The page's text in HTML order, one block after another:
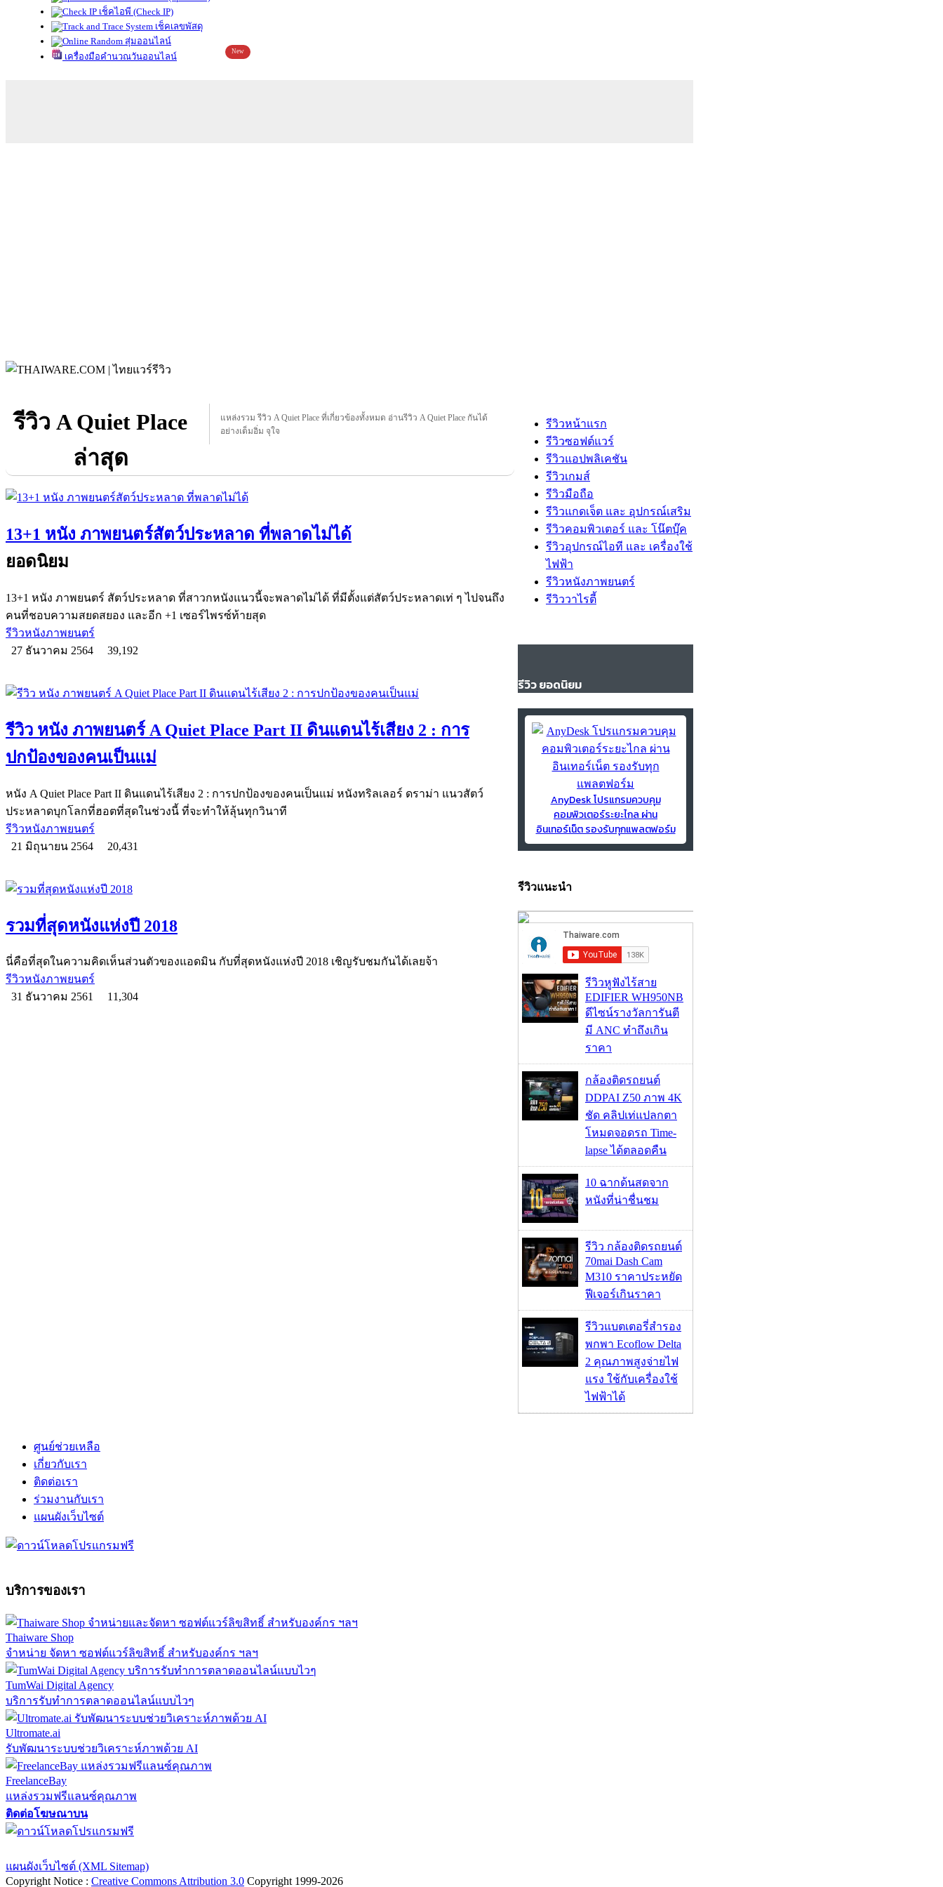
เช็คไอพี (Check IP)
เช็คเลขพัสดุ
สุ่มออนไลน์
เครื่องมือคำนวณวันออนไลน์
New
รีวิว A Quiet Place
ล่าสุด
แหล่งรวม รีวิว A Quiet Place ที่เกี่ยวข้องทั้งหมด อ่านรีวิว A Quiet Place กันได้
อย่างเต็มอิ่ม จุใจ
13+1 หนัง ภาพยนตร์สัตว์ประหลาด ที่พลาดไม่ได้
ยอดนิยม
13+1 หนัง ภาพยนตร์ สัตว์ประหลาด ที่สาวกหนังแนวนี้จะพลาดไม่ได้ ที่มีตั้งแต่สัตว์ประหลาดเท่ ๆ ไปจนถึง
คนที่ชอบความสยดสยอง และอีก +1 เซอร์ไพรซ์ท้ายสุด
รีวิวหนังภาพยนตร์
27 ธันวาคม 2564
39,192
รีวิว หนัง ภาพยนตร์ A Quiet Place Part II ดินแดนไร้เสียง 2 : การ
ปกป้องของคนเป็นแม่
หนัง A Quiet Place Part II ดินแดนไร้เสียง 2 : การปกป้องของคนเป็นแม่ หนังทริลเลอร์ ดราม่า แนวสัตว์
ประหลาดบุกโลกที่ฮอตที่สุดในช่วงนี้ ที่จะทำให้ลุ้นทุกวินาที
รีวิวหนังภาพยนตร์
21 มิถุนายน 2564
20,431
รวมที่สุดหนังแห่งปี 2018
นี่คือที่สุดในความคิดเห็นส่วนตัวของแอดมิน กับที่สุดหนังแห่งปี 2018 เชิญรับชมกันได้เลยจ้า
รีวิวหนังภาพยนตร์
31 ธันวาคม 2561
11,304
รีวิวหน้าแรก
รีวิวซอฟต์แวร์
รีวิวแอปพลิเคชัน
รีวิวเกมส์
รีวิวมือถือ
รีวิวแกดเจ็ต และ อุปกรณ์เสริม
รีวิวคอมพิวเตอร์ และ โน๊ตบุ๊ค
รีวิวอุปกรณ์ไอที และ เครื่องใช้
ไฟฟ้า
รีวิวหนังภาพยนตร์
รีวิววาไรตี้
รีวิว ยอดนิยม
AnyDesk โปรแกรมควบคุม
คอมพิวเตอร์ระยะไกล ผ่าน
อินเทอร์เน็ต รองรับทุกแพลตฟอร์ม
รีวิวแนะนำ
รีวิวหูฟังไร้สาย
EDIFIER WH950NB
ดีไซน์รางวัลการันตี
มี ANC ทำถึงเกิน
ราคา
กล้องติดรถยนต์
DDPAI Z50 ภาพ 4K
ชัด คลิปเท่แปลกตา
โหมดจอดรถ Time-
lapse ได้ตลอดคืน
10 ฉากด้นสดจาก
หนังที่น่าชื่นชม
รีวิว กล้องติดรถยนต์
70mai Dash Cam
M310 ราคาประหยัด
ฟีเจอร์เกินราคา
รีวิวแบตเตอรี่สำรอง
พกพา Ecoflow Delta
2 คุณภาพสูงจ่ายไฟ
แรง ใช้กับเครื่องใช้
ไฟฟ้าได้
ศูนย์ช่วยเหลือ
เกี่ยวกับเรา
ติดต่อเรา
ร่วมงานกับเรา
แผนผังเว็บไซต์
บริการของเรา
Thaiware Shop
จำหน่าย จัดหา ซอฟต์แวร์ลิขสิทธิ์ สำหรับองค์กร ฯลฯ
TumWai Digital Agency
บริการรับทำการตลาดออนไลน์แบบไวๆ
Ultromate.ai
รับพัฒนาระบบช่วยวิเคราะห์ภาพด้วย AI
FreelanceBay
แหล่งรวมฟรีแลนซ์คุณภาพ
ติดต่อโฆษณาบน
แผนผังเว็บไซต์ (XML Sitemap)
Copyright Notice : Creative Commons Attribution 3.0 Copyright 1999-2026